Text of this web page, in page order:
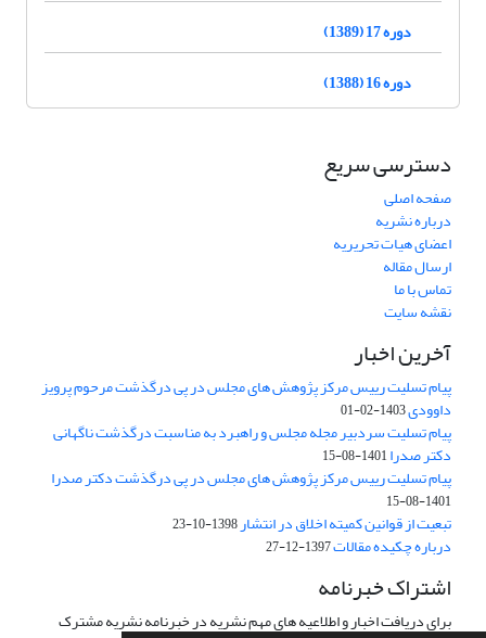
دوره 17 (1389)
دوره 16 (1388)
دسترسی سریع
صفحه اصلی
درباره نشریه
اعضای هیات تحریریه
ارسال مقاله
تماس با ما
نقشه سایت
آخرین اخبار
پیام تسلیت رییس مرکز پژوهش های مجلس در پی درگذشت مرحوم پرویز
داوودی1403-02-01
پیام تسلیت سردبیر مجله مجلس و راهبرد به مناسبت درگذشت ناگهانی
دکتر صدرا1401-08-15
پیام تسلیت رییس مرکز پژوهش های مجلس در پی درگذشت دکتر صدرا
1401-08-15
تبعیت از قوانین کمیته اخلاق در انتشار1398-10-23
درباره چکیده مقالات1397-12-27
اشتراک خبرنامه
برای دریافت اخبار و اطلاعیه های مهم نشریه در خبرنامه نشریه مشترک